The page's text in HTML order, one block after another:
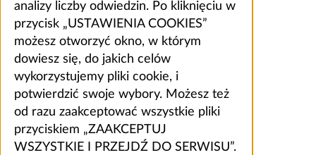
analizy liczby odwiedzin. Po kliknięciu w
przycisk „USTAWIENIA COOKIES”
możesz otworzyć okno, w którym
dowiesz się, do jakich celów
wykorzystujemy pliki cookie, i
potwierdzić swoje wybory. Możesz też
od razu zaakceptować wszystkie pliki
przyciskiem „ZAAKCEPTUJ
WSZYSTKIE I PRZEJDŹ DO SERWISU”.